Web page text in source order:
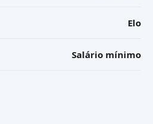
Elo
Salário mínimo